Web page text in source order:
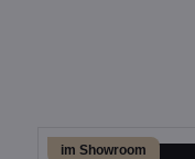
im Showroom